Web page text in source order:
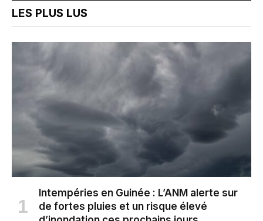
LES PLUS LUS
Intempéries en Guinée : L’ANM alerte sur
de fortes pluies et un risque élevé